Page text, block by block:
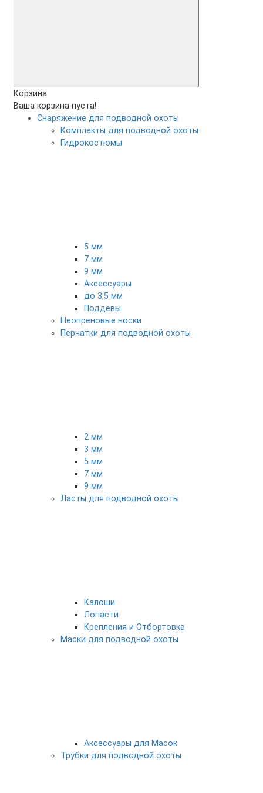
Корзина
Ваша корзина пуста!
Снаряжение для подводной охоты
Комплекты для подводной охоты
Гидрокостюмы
5 мм
7 мм
9 мм
Аксессуары
до 3,5 мм
Поддевы
Неопреновые носки
Перчатки для подводной охоты
2 мм
3 мм
5 мм
7 мм
9 мм
Ласты для подводной охоты
Калоши
Лопасти
Крепления и Отбортовка
Маски для подводной охоты
Аксессуары для Масок
Трубки для подводной охоты